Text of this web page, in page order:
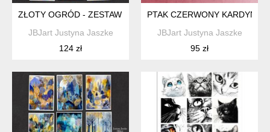
ZŁOTY OGRÓD - ZESTAW 9 GRAFIK 15X21 CM
JBJart Justyna Jaszke
124 zł
PTAK CZERWONY
JBJart Justyna Jaszke
95 zł